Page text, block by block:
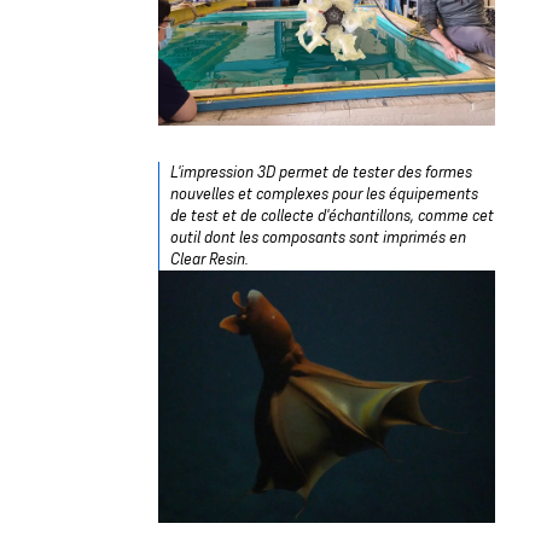
L'impression 3D permet de tester des formes
nouvelles et complexes pour les équipements
de test et de collecte d'échantillons, comme cet
outil dont les composants sont imprimés en
Clear Resin.